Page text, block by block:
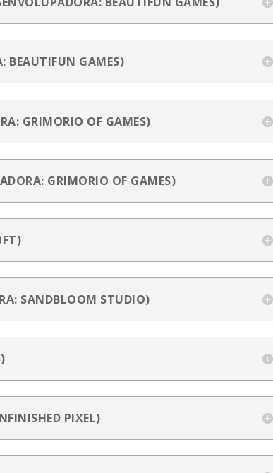
BEAUTIFUN GAMES)
GRIMORIO OF GAMES)
GRIMORIO OF GAMES)
SANDBLOOM STUDIO)
PIXEL)